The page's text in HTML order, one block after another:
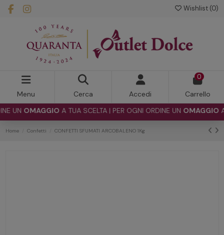
Wishlist (0)
Menu Cerca Accedi
0
Carrello
OMAGGIOA TUA SCELTA | PER OGNI ORDINE UNOMAGGIOA
Home Confetti CONFETTI SFUMATI ARCOBALENO 1Kg